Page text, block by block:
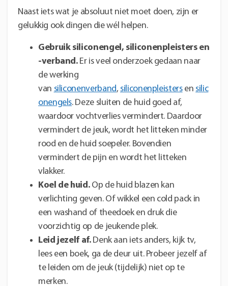
Naast iets wat je absoluut niet moet doen, zijn er
gelukkig ook dingen die wél helpen.
Gebruik siliconengel, siliconenpleisters en
-verband.Er is veel onderzoek gedaan naar
de werking
van siliconenverband, siliconenpleistersen silic
onengels. Deze sluiten de huid goed af,
waardoor vochtverlies vermindert. Daardoor
vermindert de jeuk, wordt het litteken minder
rood en de huid soepeler. Bovendien
vermindert de pijn en wordt het litteken
vlakker.
Koel de huid.Op de huid blazen kan
verlichting geven. Of wikkel een cold pack in
een washand of theedoek en druk die
voorzichtig op de jeukende plek.
Leid jezelf af.Denk aan iets anders, kijk tv,
lees een boek, ga de deur uit. Probeer jezelf af
te leiden om de jeuk (tijdelijk) niet op te
merken.